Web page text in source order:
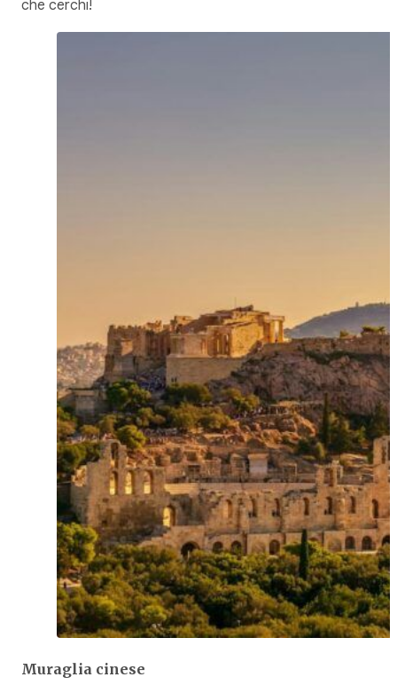
che cerchi!
Muraglia cinese